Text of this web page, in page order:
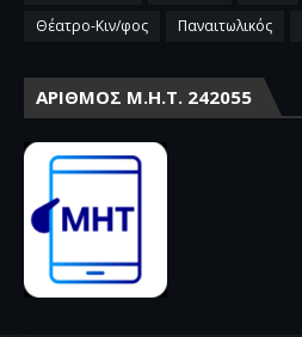
Θέατρο-Κιν/φος
Παναιτωλικός
ΑΡΙΘΜΌΣ Μ.Η.Τ. 242055